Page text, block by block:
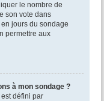
le nombre de
son vote dans
jours du sondage
permettre aux
à mon sondage ?
défini par